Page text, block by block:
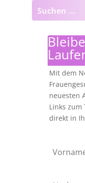
Mit dem
neuesten
Links zum
direkt in